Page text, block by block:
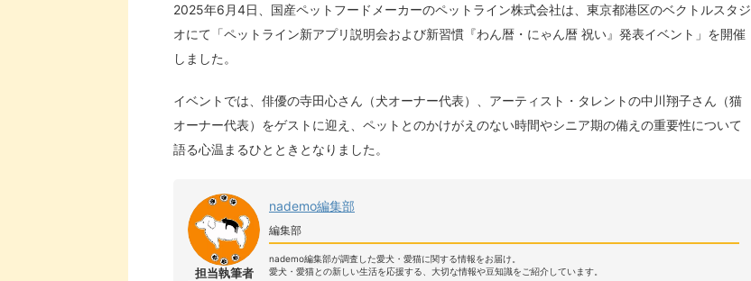
2025年6月4日、国産ペットフードメーカーのペットライン株式会社は、東京都港区のベクトルスタジ
オにて「ペットライン新アプリ説明会および新習慣『わん暦・にゃん暦 祝い』発表イベント」を開催
しました。
イベントでは、俳優の寺田心さん（犬オーナー代表）、アーティスト・タレントの中川翔子さん（猫
オーナー代表）をゲストに迎え、ペットとのかけがえのない時間やシニア期の備えの重要性について
語る心温まるひとときとなりました。
担当執筆者
nademo編集部
編集部
nademo編集部が調査した愛犬・愛猫に関する情報をお届け。
愛犬・愛猫との新しい生活を応援する、大切な情報や豆知識をご紹介しています。